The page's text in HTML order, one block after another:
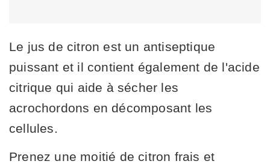
Le jus de citron est un antiseptique
puissant et il contient également de l'acide
citrique qui aide à sécher les
acrochordons en décomposant les
cellules.
Prenez une moitié de citron frais et